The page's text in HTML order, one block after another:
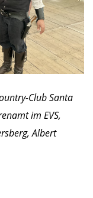
Club Santa
im EVS,
Albert